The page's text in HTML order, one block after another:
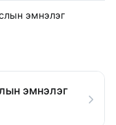
эмнэлэг
эмнэлэг